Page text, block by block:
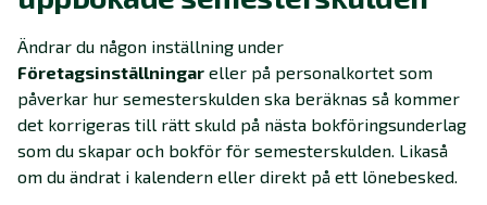
Ändrar du någon inställning under
Företagsinställningar eller på personalkortet som
påverkar hur semesterskulden ska beräknas så kommer
det korrigeras till rätt skuld på nästa bokföringsunderlag
som du skapar och bokför för semesterskulden. Likaså
om du ändrat i kalendern eller direkt på ett lönebesked.